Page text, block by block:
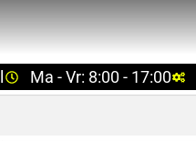
Ma - Vr: 8:00 - 17:00